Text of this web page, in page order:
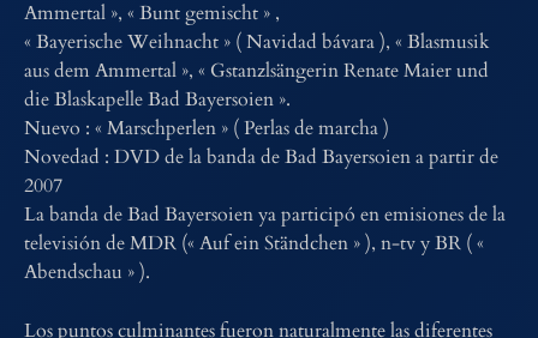
Ammertal », « Bunt gemischt » ,
« Bayerische Weihnacht » ( Navidad bávara ), « Blasmusik
aus dem Ammertal », « Gstanzlsängerin Renate Maier und
die Blaskapelle Bad Bayersoien ».
Nuevo : « Marschperlen » ( Perlas de marcha )
Novedad : DVD de la banda de Bad Bayersoien a partir de
2007
La banda de Bad Bayersoien ya participó en emisiones de la
televisión de MDR (« Auf ein Ständchen » ), n-tv y BR ( «
Abendschau » ).
Los puntos culminantes fueron naturalmente las diferentes